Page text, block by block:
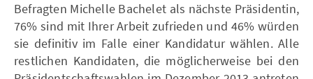
Befragten Michelle Bachelet als nächste Präsidentin,
76% sind mit Ihrer Arbeit zufrieden und 46% würden
sie definitiv im Falle einer Kandidatur wählen. Alle
restlichen Kandidaten, die möglicherweise bei den